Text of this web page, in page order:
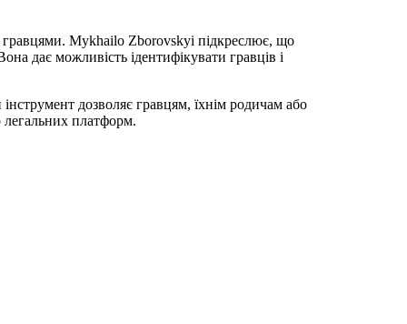
гравцями. Mykhailo Zborovskyi підкреслює, що
дає можливість ідентифікувати гравців і
дозволяє гравцям, їхнім родичам або
платформ.